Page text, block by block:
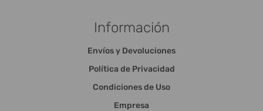
Información
Envíos y Devoluciones
Política de Privacidad
Condiciones de Uso
Empresa